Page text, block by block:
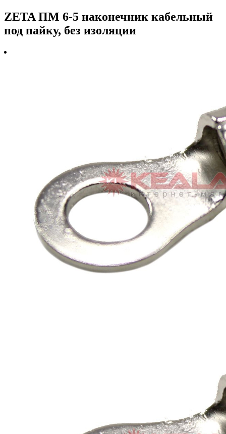
ZETA ПМ 6-5 наконечник кабельный
под пайку, без изоляции